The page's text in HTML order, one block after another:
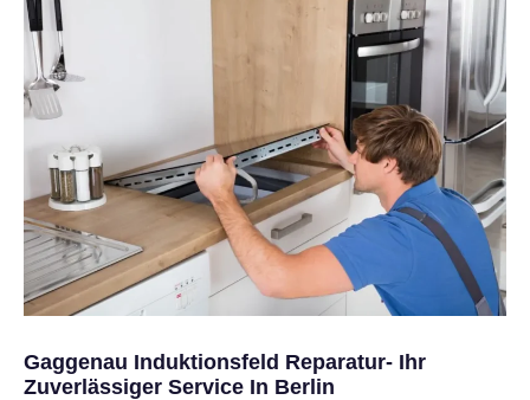
Gaggenau Induktionsfeld Reparatur- Ihr
Zuverlässiger Service In Berlin